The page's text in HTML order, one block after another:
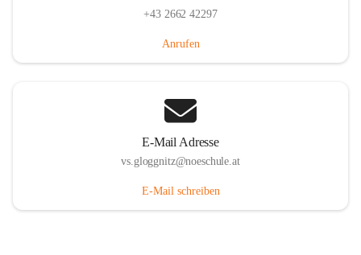
+43 2662 42297
Anrufen
E-Mail Adresse
vs.gloggnitz@noeschule.at
E-Mail schreiben